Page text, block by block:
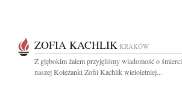
ZOFIA KACHLIK KRAKÓW
Z głębokim żalem przyjęliśmy wiadomość o śmierci
naszej Koleżanki Zofii Kachlik wieloletniej...